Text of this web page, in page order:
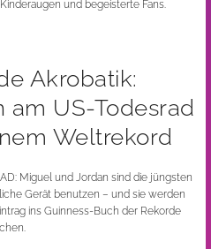
und begeisterte Fans.
Akrobatik:
am US-Todesrad
Weltrekord
Miguel und Jordan sind die jüngsten
Gerät benutzen – und sie werden
ins Guinness-Buch der Rekorde